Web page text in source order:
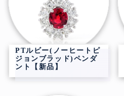
PTルビー(ノーヒートピ
ジョンブラッド)ペンダ
ント【新品】